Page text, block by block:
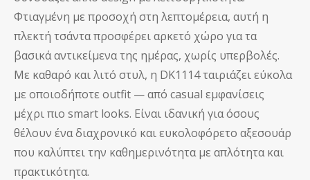
Φτιαγμένη με προσοχή στη λεπτομέρεια, αυτή η
πλεκτή τσάντα προσφέρει αρκετό χώρο για τα
βασικά αντικείμενα της ημέρας, χωρίς υπερβολές.
Με καθαρό και λιτό στυλ, η DK1114 ταιριάζει εύκολα
με οποιοδήποτε outfit — από casual εμφανίσεις
μέχρι πιο smart looks. Είναι ιδανική για όσους
θέλουν ένα διαχρονικό και ευκολοφόρετο αξεσουάρ
που καλύπτει την καθημερινότητα με απλότητα και
πρακτικότητα.